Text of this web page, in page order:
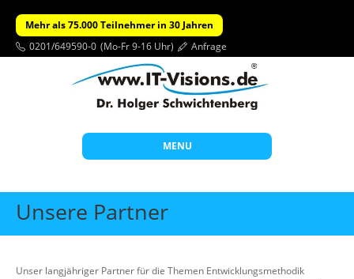
Mehr als 75.000 Teilnehmer in 30 Jahren
0201/649590-0 (Mo-Fr 9-16 Uhr) Anfrage
MENU
Start
Themen
Unsere Partner
Unser langjähriger Partner für die Themen Entwicklungsmethodik